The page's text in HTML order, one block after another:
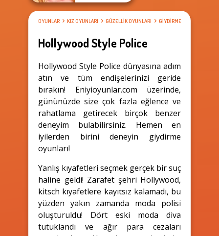
OYUNLAR KIZ OYUNLARI GÜZELLIK OYUNLARI GIYDIRME OYUNLARI
Hollywood Style Police
Hollywood Style Police dünyasına adım
atın ve tüm endişelerinizi geride
bırakın! Eniyioyunlar.com üzerinde,
gününüzde size çok fazla eğlence ve
rahatlama getirecek birçok benzer
deneyim bulabilirsiniz. Hemen en
iyilerden birini deneyin giydirme
oyunları!
Yanlış kıyafetleri seçmek gerçek bir suç
haline geldi! Zarafet şehri Hollywood,
kitsch kıyafetlere kayıtsız kalamadı, bu
yüzden yakın zamanda moda polisi
oluşturuldu! Dört eski moda diva
tutuklandı ve ağır para cezaları